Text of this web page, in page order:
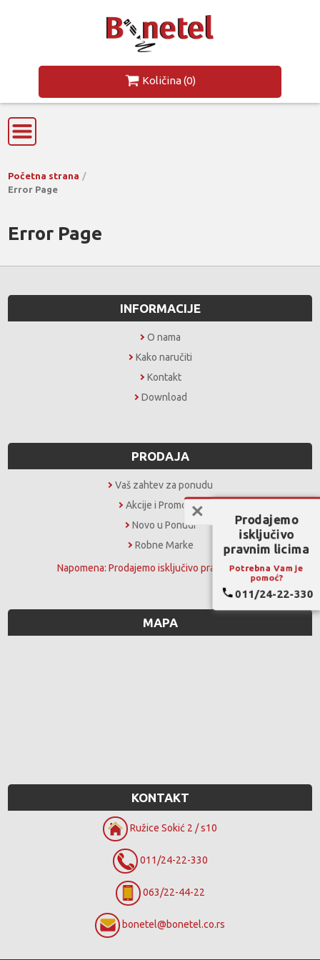
Količina(0)
Početna strana
Error Page
Error Page
INFORMACIJE
O nama
Kako naručiti
Kontakt
Download
PRODAJA
Vaš zahtev za ponudu
Akcije i Promocije
Novo u Ponudi
Robne Marke
Napomena: Prodajemo isključivo pravnim licima
MAPA
KONTAKT
Ružice Sokić 2 / s10
011/24-22-330
063/22-44-22
bonetel@bonetel.co.rs
Prodajemo
isključivo
pravnim licima
Potrebna Vam je
pomoć?
011/24-22-330